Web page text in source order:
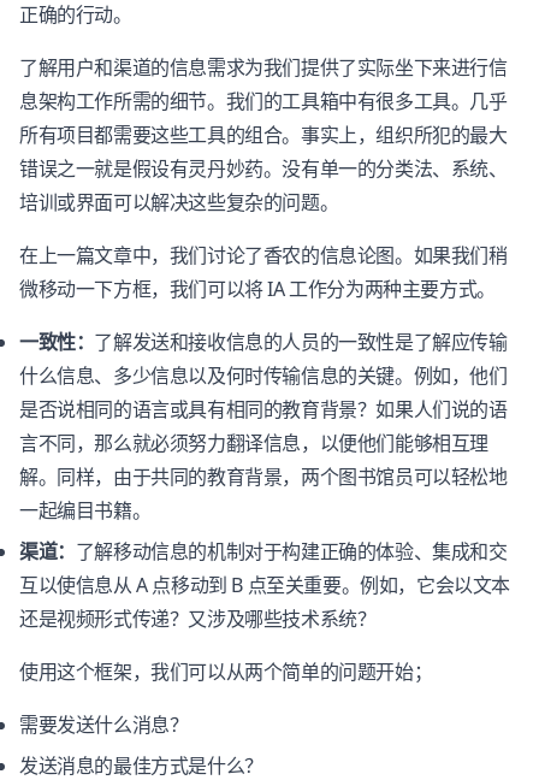
正确的行动。
了解用户和渠道的信息需求为我们提供了实际坐下来进行信
息架构工作所需的细节。我们的工具箱中有很多工具。几乎
所有项目都需要这些工具的组合。事实上，组织所犯的最大
错误之一就是假设有灵丹妙药。没有单一的分类法、系统、
培训或界面可以解决这些复杂的问题。
在上一篇文章中，我们讨论了香农的信息论图。如果我们稍
微移动一下方框，我们可以将 IA 工作分为两种主要方式。
一致性： 了解发送和接收信息的人员的一致性是了解应传输
什么信息、多少信息以及何时传输信息的关键。例如，他们
是否说相同的语言或具有相同的教育背景？如果人们说的语
言不同，那么就必须努力翻译信息，以便他们能够相互理
解。同样，由于共同的教育背景，两个图书馆员可以轻松地
一起编目书籍。
渠道： 了解移动信息的机制对于构建正确的体验、集成和交
互以使信息从 A 点移动到 B 点至关重要。例如，它会以文本
还是视频形式传递？又涉及哪些技术系统？
使用这个框架，我们可以从两个简单的问题开始；
需要发送什么消息？
发送消息的最佳方式是什么？